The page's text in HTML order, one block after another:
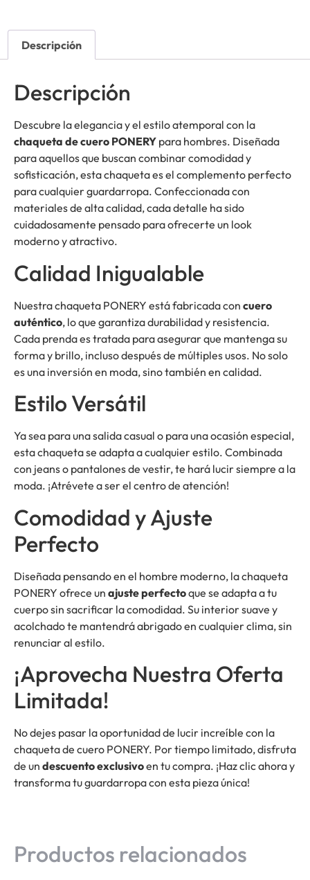
Descripción
Descripción
Descubre la elegancia y el estilo atemporal con la
chaqueta de cuero PONERY para hombres. Diseñada
para aquellos que buscan combinar comodidad y
sofisticación, esta chaqueta es el complemento perfecto
para cualquier guardarropa. Confeccionada con
materiales de alta calidad, cada detalle ha sido
cuidadosamente pensado para ofrecerte un look
moderno y atractivo.
Calidad Inigualable
Nuestra chaqueta PONERY está fabricada con cuero
auténtico, lo que garantiza durabilidad y resistencia.
Cada prenda es tratada para asegurar que mantenga su
forma y brillo, incluso después de múltiples usos. No solo
es una inversión en moda, sino también en calidad.
Estilo Versátil
Ya sea para una salida casual o para una ocasión especial,
esta chaqueta se adapta a cualquier estilo. Combinada
con jeans o pantalones de vestir, te hará lucir siempre a la
moda. ¡Atrévete a ser el centro de atención!
Comodidad y Ajuste
Perfecto
Diseñada pensando en el hombre moderno, la chaqueta
PONERY ofrece un ajuste perfectoque se adapta a tu
cuerpo sin sacrificar la comodidad. Su interior suave y
acolchado te mantendrá abrigado en cualquier clima, sin
renunciar al estilo.
¡Aprovecha Nuestra Oferta
Limitada!
No dejes pasar la oportunidad de lucir increíble con la
chaqueta de cuero PONERY. Por tiempo limitado, disfruta
de un descuento exclusivoen tu compra. ¡Haz clic ahora y
transforma tu guardarropa con esta pieza única!
Productos relacionados